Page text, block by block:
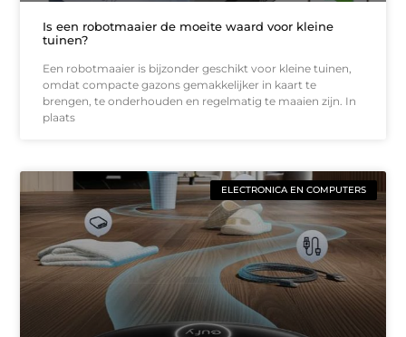
Is een robotmaaier de moeite waard voor kleine
tuinen?
Een robotmaaier is bijzonder geschikt voor kleine tuinen,
omdat compacte gazons gemakkelijker in kaart te
brengen, te onderhouden en regelmatig te maaien zijn. In
plaats
ELECTRONICA EN COMPUTERS